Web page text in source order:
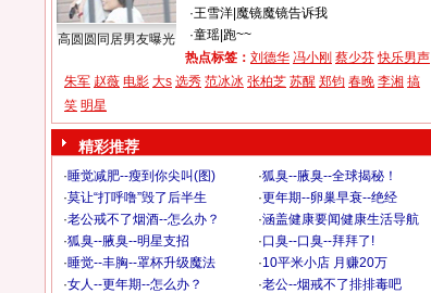
高圆圆同居男友曝光
·王雪洋| 魔镜魔镜告诉我
·童瑶| 跑~~
热点标签： 刘德华 冯小刚 蔡少芬 快乐男声
朱军 赵薇 电影 大s 选秀 范冰冰 张柏芝 苏醒 郑钧 春晚 李湘 搞
笑 明星
精彩推荐
·睡觉减肥--瘦到你尖叫(图) ·狐臭--腋臭--全球揭秘！
·莫让“打呼噜”毁了后半生 ·更年期--卵巢早衰--绝经
·老公戒不了烟酒--怎么办？ ·涵盖健康要闻健康生活导航
·狐臭--腋臭--明星支招 ·口臭--口臭--拜拜了!
·睡觉--丰胸--罩杯升级魔法 ·10平米小店 月赚20万
·女人--更年期--怎么办？ ·老公--烟戒不了排排毒吧